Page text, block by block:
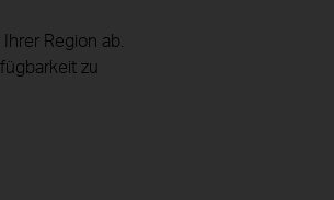
Region ab.
zu